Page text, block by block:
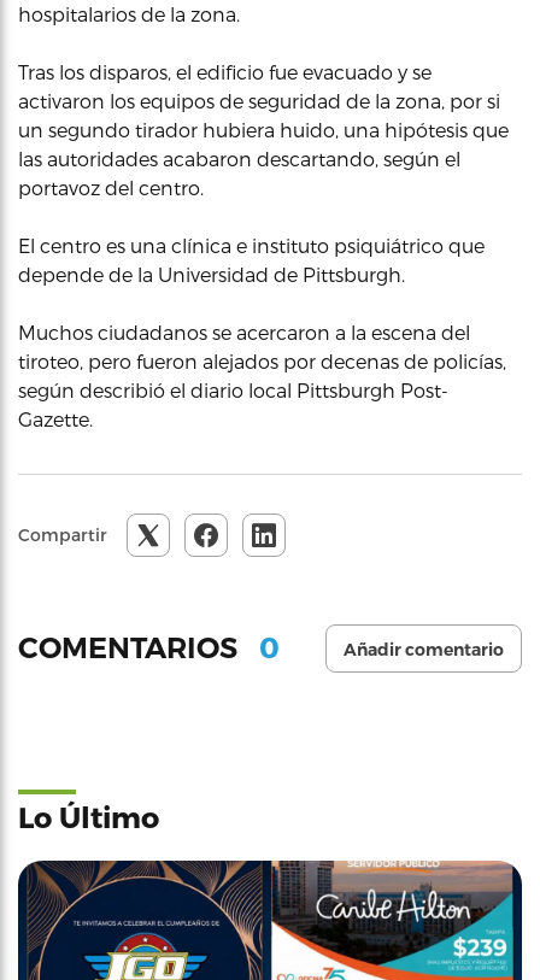
hospitalarios de la zona.
Tras los disparos, el edificio fue evacuado y se
activaron los equipos de seguridad de la zona, por si
un segundo tirador hubiera huido, una hipótesis que
las autoridades acabaron descartando, según el
portavoz del centro.
El centro es una clínica e instituto psiquiátrico que
depende de la Universidad de Pittsburgh.
Muchos ciudadanos se acercaron a la escena del
tiroteo, pero fueron alejados por decenas de policías,
según describió el diario local Pittsburgh Post-
Gazette.
Compartir
COMENTARIOS 0 Añadir comentario
Lo Último